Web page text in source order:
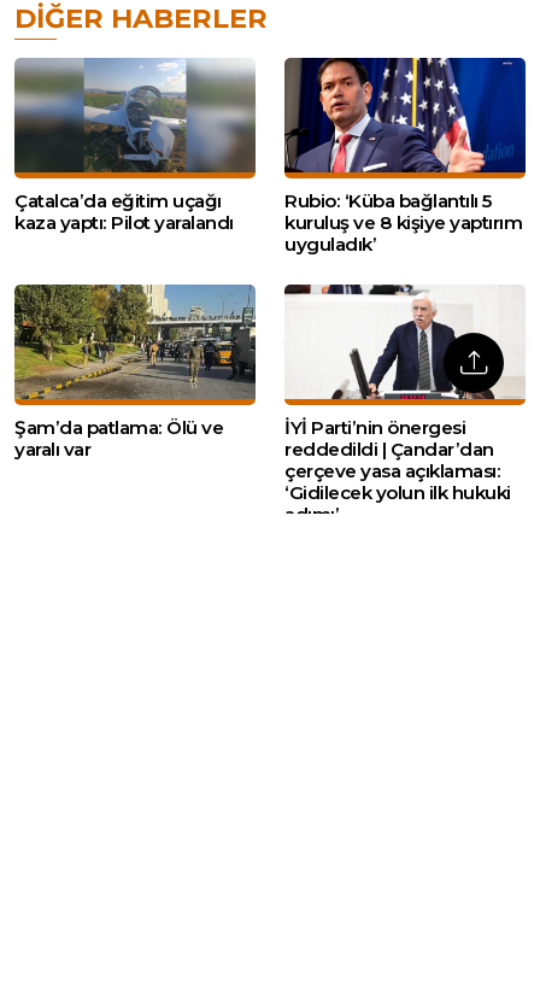
DIĞER HABERLER
Çatalca’da eğitim uçağı
kaza yaptı: Pilot yaralandı
Rubio: ‘Küba bağlantılı 5
kuruluş ve 8 kişiye yaptırım
uyguladık’
Şam’da patlama: Ölü ve
yaralı var
İYİ Parti’nin önergesi
reddedildi | Çandar’dan
çerçeve yasa açıklaması:
‘Gidilecek yolun ilk hukuki
adımı’